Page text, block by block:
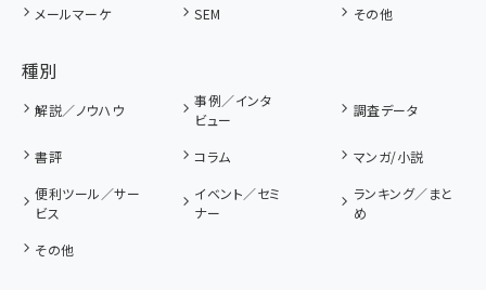
メールマーケ
SEM その他
種別
解説／ノウハウ
事例／インタ
ビュー
調査データ
書評 コラム
マンガ/小説
便利ツール／サー
ビス
イベント／セミ
ナー
ランキング／まと
め
その他